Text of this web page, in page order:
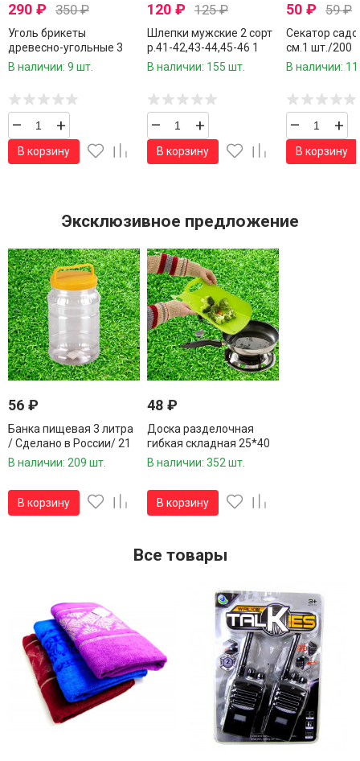
290 ₽ 350₽
Уголь брикеты
древесно-угольные 3
кг.5 часов времени
В наличии: 9 шт.
– +
В корзину
120 ₽ 125₽
Шлепки мужские 2 сорт
р.41-42,43-44,45-46 1
пара / 12 пар в коробке/
В наличии: 155 шт.
– +
В корзину
50 ₽ 59₽
Секатор
см.1 шт./200
шт.коробки/
В наличии:
– +
В корзину
Эксклюзивное предложение
56 ₽
Банка пищевая 3 литра
/ Сделано в России/ 21
шт.в упаковке/1 шт.
В наличии: 209 шт.
В корзину
48 ₽
Доска разделочная
гибкая складная 25*40
см./ Сделано в России/
В наличии: 352 шт.
В корзину
Все товары